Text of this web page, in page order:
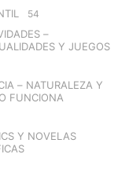
54
–
Y JUEGOS
– NATURALEZA Y
FUNCIONA
Y NOVELAS